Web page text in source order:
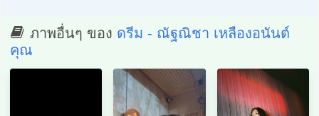
ภาพอื่นๆ ของ ดรีม - ณัฐณิชา เหลืองอนันต์
คุณ